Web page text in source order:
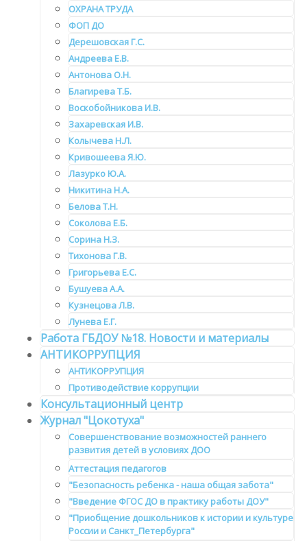
ОХРАНА ТРУДА
ФОП ДО
Дерешовская Г.С.
Андреева Е.В.
Антонова О.Н.
Благирева Т.Б.
Воскобойникова И.В.
Захаревская И.В.
Колычева Н.Л.
Кривошеева Я.Ю.
Лазурко Ю.А.
Никитина Н.А.
Белова Т.Н.
Соколова Е.Б.
Сорина Н.З.
Тихонова Г.В.
Григорьева Е.С.
Бушуева А.А.
Кузнецова Л.В.
Лунева Е.Г.
Работа ГБДОУ №18. Новости и материалы
АНТИКОРРУПЦИЯ
АНТИКОРРУПЦИЯ
Противодействие коррупции
Консультационный центр
Журнал "Цокотуха"
Совершенствование возможностей раннего
развития детей в условиях ДОО
Аттестация педагогов
"Безопасность ребенка - наша общая забота"
"Введение ФГОС ДО в практику работы ДОУ"
"Приобщение дошкольников к истории и культуре
России и Санкт_Петербурга"